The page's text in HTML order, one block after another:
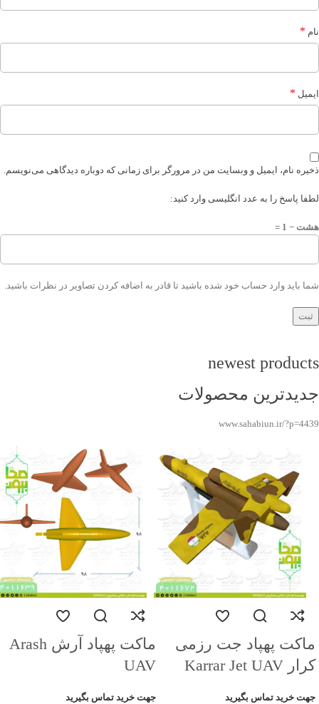
نام *
ایمیل *
ذخیره نام، ایمیل و وبسایت من در مرورگر برای زمانی که دوباره دیدگاهی می‌نویسم.
لطفا پاسخ را به عدد انگلیسی وارد کنید:
هشت − 1 =
شما باید وارد حساب خود شده باشید تا قادر به اضافه کردن تصاویر در نظرات باشید.
newest products
جدیدترین محصولات
www.sahabiun.ir/?p=4439
ماکت پهپاد جت رزمی
کرار Karrar Jet UAV
جهت خرید تماس بگیرید
ماکت پهپاد آرش Arash
UAV
جهت خرید تماس بگیرید